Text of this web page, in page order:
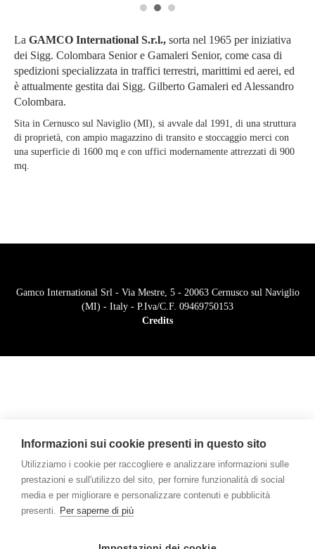
1 2 3
La GAMCO International S.r.l., sorta nel 1965 per iniziativa
dei Sigg. Colombara Senior e Gamaleri Senior, come casa di
spedizioni specializzata in traffici terrestri, marittimi ed aerei, ed
è attualmente gestita dai Sigg. Gilberto Gamaleri ed Alessandro
Colombara.
Sita in Cernusco sul Naviglio (MI), si avvale dal 1991, di una struttura
di proprietà, con ampio magazzino di transito e stoccaggio merci con
una superficie di 1600 mq e con uffici modernamente attrezzati di 900
mq.
Gamco International Srl - Via Mestre, 5 - 20063 Cernusco sul Naviglio
(MI) - Italy - P.Iva/C.F. 09469750153
Credits
Informazioni sui cookie presenti in questo sito
Utilizziamo i cookie per raccogliere e analizzare informazioni sulle
prestazioni e sull'utilizzo del sito, per fornire funzionalità di social
media e per migliorare e personalizzare contenuti e pubblicità
presenti. Per saperne di più